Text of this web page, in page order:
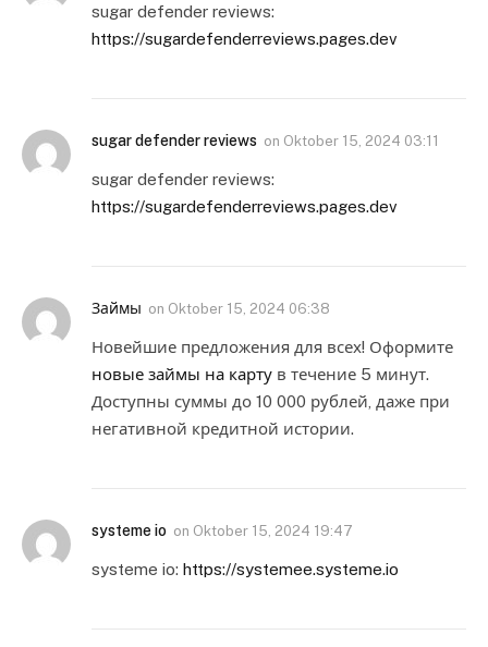
sugar defender reviews:
https://sugardefenderreviews.pages.dev
sugar defender reviews on Oktober 15, 2024 03:11
sugar defender reviews:
https://sugardefenderreviews.pages.dev
Займы on Oktober 15, 2024 06:38
Новейшие предложения для всех! Оформите
новые займы на карту в течение 5 минут.
Доступны суммы до 10 000 рублей, даже при
негативной кредитной истории.
systeme io on Oktober 15, 2024 19:47
systeme io: https://systemee.systeme.io